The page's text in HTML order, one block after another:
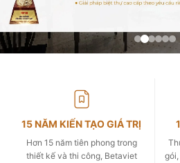
15 NĂM KIẾN TẠO GIÁ TRỊ
Hơn 15 năm tiên phong trong
thiết kế và thi công, Betaviet